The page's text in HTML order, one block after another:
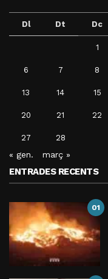
Dl Dt Dc
1
6 7 8
13 14 15
20 21 22
27 28
« gen. març »
ENTRADES RECENTS
01